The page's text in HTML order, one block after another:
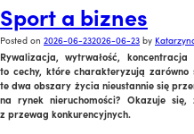
Sport a biznes
Posted on 2026-06-232026-06-23 by
Rywalizacja, wytrwałość,
to cechy, które charakteryzują
te dwa obszary życia nieustannie się
na rynek nieruchomości? Okazuje
z przewag konkurencyjnych.